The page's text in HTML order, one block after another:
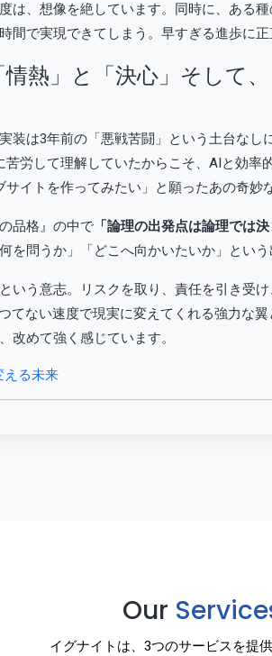
は、想像を絶しています。同時に、ある
間で実現できてしまう。早すぎる進歩に正
熱」と「決心」そして
装は3年前の「悪戦苦闘」という土台なし
労して理解していたからこそ、AIと効
イトを作ってみたい」と願ったあの奇妙
品格』の中で「論理の出発点は論理では決
を問うか」「どこへ向かいたいか」とい
いう意志。リスクを取り、責任を引き受
てない速度で現実に変えてくれる強力な
改めて強く感じています。
える未来
Our
イグナイトは、3つのサービスを提供